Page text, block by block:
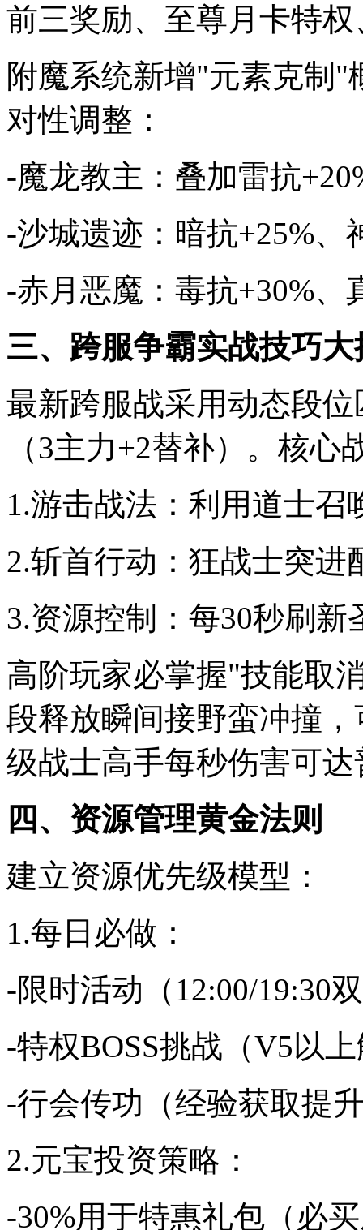
前三奖励、至尊月卡特
附魔系统新增"元素克制"
对性调整：
-魔龙教主：叠加雷抗
-沙城遗迹：暗抗+25%、
-赤月恶魔：毒抗+30%、
三、跨服争霸实战技巧大
最新跨服战采用动态段
（3主力+2替补）。核心
1.游击战法：利用道士
2.斩首行动：狂战士突进
3.资源控制：每30秒刷
高阶玩家必掌握"技能取
段释放瞬间接野蛮冲撞
级战士高手每秒伤害可
四、资源管理黄金法则
建立资源优先级模型：
1.每日必做：
-限时活动（12:00/19:30
-特权BOSS挑战（V5以
-行会传功（经验获取提
2.元宝投资策略：
-30%用于特惠礼包（必